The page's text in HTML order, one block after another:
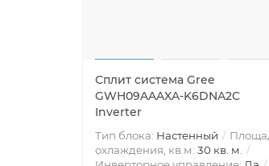
Сплит система Gree
GWH09AAAXA-K6DNA2C
Inverter
Тип блока: Настенный
охлаждения, кв.м: 30 кв. м.